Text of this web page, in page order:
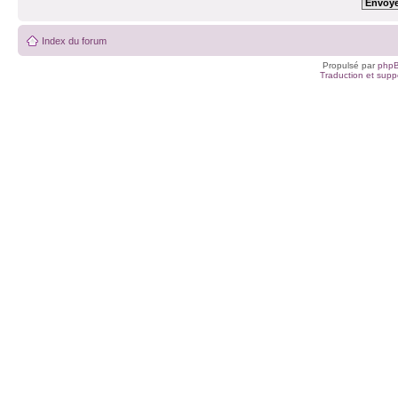
Index du forum
Propulsé par
Traduction et